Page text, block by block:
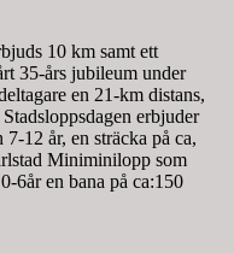
10 km samt ett
35-års jubileum under
en 21-km distans,
erbjuder
12 år, en sträcka på ca,
Miniminilopp som
6år en bana på ca:150